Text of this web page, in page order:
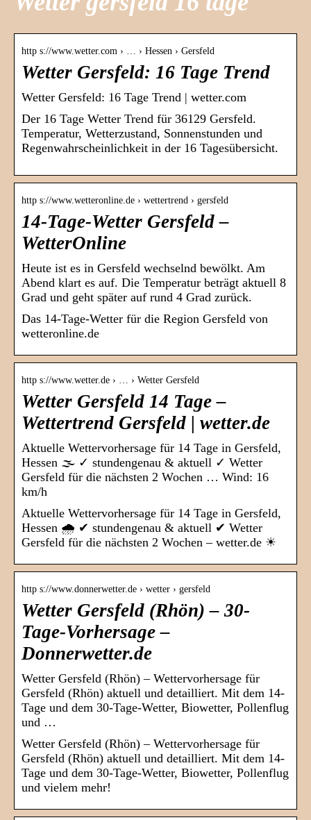
http s://www.wetter.com › … › Hessen › Gersfeld
Wetter Gersfeld: 16 Tage Trend
Wetter Gersfeld: 16 Tage Trend | wetter.com
Der 16 Tage Wetter Trend für 36129 Gersfeld.
Temperatur, Wetterzustand, Sonnenstunden und
Regenwahrscheinlichkeit in der 16 Tagesübersicht.
http s://www.wetteronline.de › wettertrend › gersfeld
14-Tage-Wetter Gersfeld –
WetterOnline
Heute ist es in Gersfeld wechselnd bewölkt. Am
Abend klart es auf. Die Temperatur beträgt aktuell 8
Grad und geht später auf rund 4 Grad zurück.
Das 14-Tage-Wetter für die Region Gersfeld von
wetteronline.de
http s://www.wetter.de › … › Wetter Gersfeld
Wetter Gersfeld 14 Tage –
Wettertrend Gersfeld | wetter.de
Aktuelle Wettervorhersage für 14 Tage in Gersfeld,
Hessen 🌫️ ✓ stundengenau & aktuell ✓ Wetter
Gersfeld für die nächsten 2 Wochen … Wind: 16
km/h
Aktuelle Wettervorhersage für 14 Tage in Gersfeld,
Hessen 🌧️ ✔ stundengenau & aktuell ✔ Wetter
Gersfeld für die nächsten 2 Wochen – wetter.de ☀
http s://www.donnerwetter.de › wetter › gersfeld
Wetter Gersfeld (Rhön) – 30-
Tage-Vorhersage –
Donnerwetter.de
Wetter Gersfeld (Rhön) – Wettervorhersage für
Gersfeld (Rhön) aktuell und detailliert. Mit dem 14-
Tage und dem 30-Tage-Wetter, Biowetter, Pollenflug
und …
Wetter Gersfeld (Rhön) – Wettervorhersage für
Gersfeld (Rhön) aktuell und detailliert. Mit dem 14-
Tage und dem 30-Tage-Wetter, Biowetter, Pollenflug
und vielem mehr!